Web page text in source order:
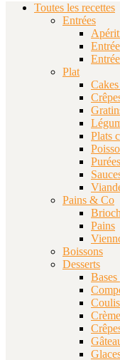
Toutes les recettes
Entrées
Plat
Plats
Purées
Pains & Co
Pains
Boissons
Desserts
Bases
Coulis